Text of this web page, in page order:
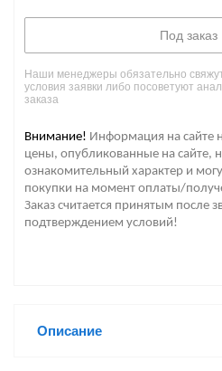
Под заказ
Наши менеджеры обязательно
условия заявки либо посоветуют
заказа
Внимание! Информация на сайте
цены, опубликованные на сайте,
ознакомительный характер и
покупки на момент оплаты/
Заказ считается принятым после
подтверждением условий!
Описание